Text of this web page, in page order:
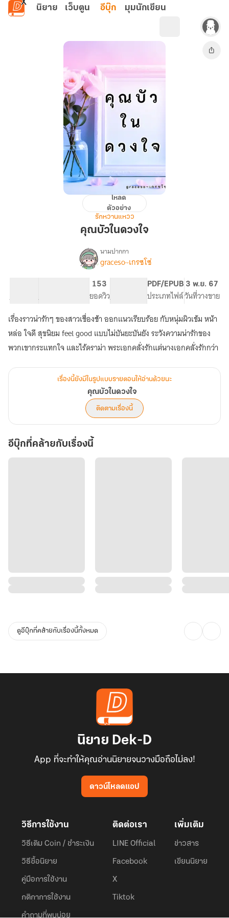
ข้ามไปยังเนื้อหาหลัก
นิยาย เว็บตูน อีบุ๊ก มุมนักเขียน
ดวงใจ
โหลด
ตัวอย่าง
รักหวานแหวว
คุณบัวในดวงใจ
เรื่อง
นามปากกา
graceso~เกรซโซ่
จำนวนคำ จำนวนหน้า (A5)
153
ยอดวิวระดับเนื้อหา
PDF/EPUB
ประเภทไฟล์
3 พ.ย. 67
วันที่วางขาย
เรื่องราวน่ารักๆ ของสาวเชื่องช้า ออกแนวเรียบร้อย กับหนุ่มผิวเข้ม หน้า
หล่อ ใจดี สุขนิยม feel good แบบไม่บันยะบันยัง ระวังความน่ารักของ
พวกเขากระแทกใจ และไร้ดราม่า พระเอกคลั่งรักแต่นางเอกคลั่งรักกว่า
เรื่องนี้ยังมีในรูปแบบรายตอนให้อ่านด้วยนะ
คุณบัวในดวงใจ
ติดตามเรื่องนี้
อีบุ๊กที่คล้ายกับเรื่องนี้
ดูอีบุ๊กที่คล้ายกับเรื่องนี้ทั้งหมด
นิยาย Dek-D
App ที่จะทำให้คุณอ่านนิยายจนวางมือถือไม่ลง!
ดาวน์โหลดแอป
วิธีการใช้งาน
วิธีเติม Coin / ชำระเงิน
วิธีซื้อนิยาย
คู่มือการใช้งาน
กติกาการใช้งาน
คำถามที่พบบ่อย
ติดต่อเรา
LINE Official
Facebook
X
Tiktok
เพิ่มเติม
ข่าวสาร
เขียนนิยาย